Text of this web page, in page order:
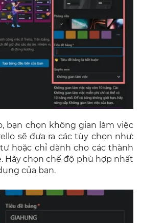
bạn chọn không gian làm việc
sẽ đưa ra các tùy chọn như:
hoặc chỉ dành cho các thành
Hãy chọn chế độ phù hợp nhất
của bạn.